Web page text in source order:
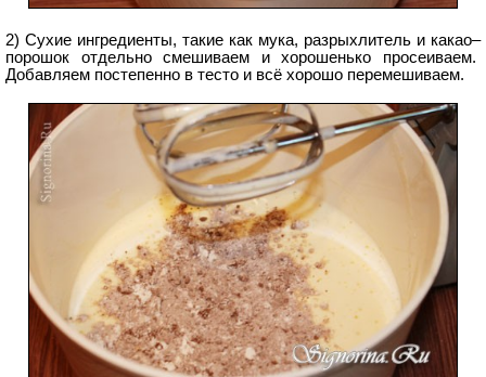
2) Сухие ингредиенты, такие как мука, разрыхлитель и какао–
порошок отдельно смешиваем и хорошенько просеиваем.
Добавляем постепенно в тесто и всё хорошо перемешиваем.